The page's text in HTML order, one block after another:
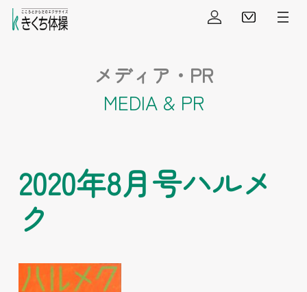
会員ログイン
見学
メディア・PR
MEDIA & PR
2020年8月号ハルメ
ク